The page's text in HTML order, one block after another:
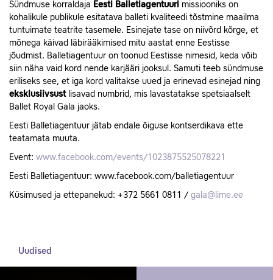
Sündmuse korraldaja Eesti Balletiagentuuri missiooniks on
kohalikule publikule esitatava balleti kvaliteedi tõstmine maailma
tuntuimate teatrite tasemele. Esinejate tase on niivõrd kõrge, et
mõnega käivad läbirääkimised mitu aastat enne Eestisse
jõudmist. Balletiagentuur on toonud Eestisse nimesid, keda võib
siin näha vaid kord nende karjääri jooksul. Samuti teeb sündmuse
eriliseks see, et iga kord valitakse uued ja erinevad esinejad ning
eksklusiivsustlisavad numbrid, mis lavastatakse spetsiaalselt
Ballet Royal Gala jaoks.
Eesti Balletiagentuur jätab endale õiguse kontserdikava ette
teatamata muuta.
Event: www.facebook.com/events/1023875525078221
Eesti Balletiagentuur: www.facebook.com/balletiagentuur
Küsimused ja ettepanekud: +372 5661 0811 / gala@lime.ee
Uudised